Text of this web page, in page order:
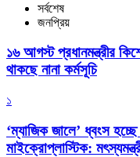
সর্বশেষ
জনপ্রিয়
১৬ আগস্ট প্রধানমন্ত্রীর
থাকছে নানা কর্মসূচি
১
‘ম্যাজিক জালে’ ধ্বংস হচ্ছে
মাইক্রোপ্লাস্টিক: